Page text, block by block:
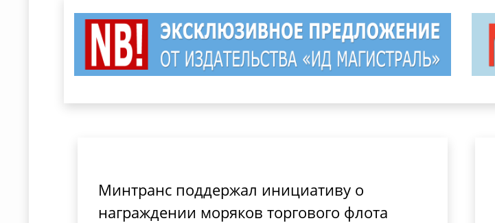
Минтранс поддержал инициативу о
награждении моряков торгового флота